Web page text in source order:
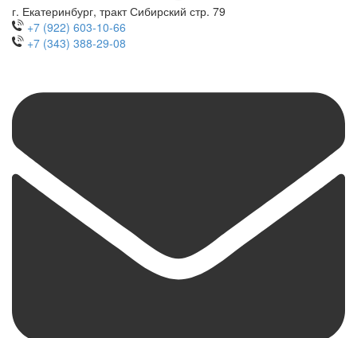
г. Екатеринбург, тракт Сибирский стр. 79
+7 (922) 603-10-66
+7 (343) 388-29-08